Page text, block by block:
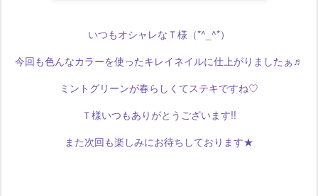
いつもオシャレなＴ様（*^_^*）
今回も色んなカラーを使ったキレイネイルに仕上がりましたぁ♬
ミントグリーンが春らしくてステキですね♡
Ｔ様いつもありがとうございます!!
また次回も楽しみにお待ちしております★